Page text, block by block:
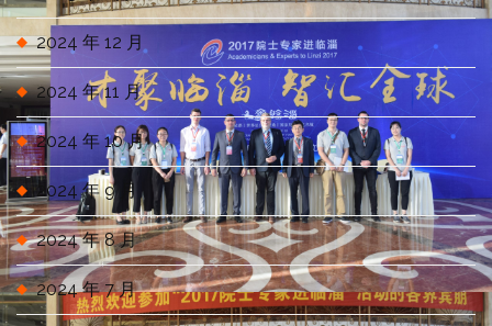
2024 年 12 月
2024 年 11 月
2024 年 10 月
2024 年 9 月
2024 年 8 月
2024 年 7 月